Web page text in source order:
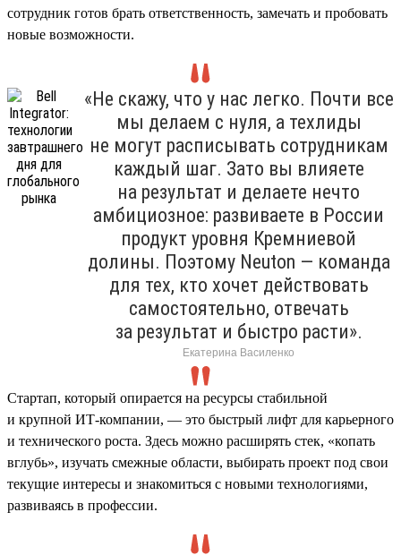
сотрудник готов брать ответственность, замечать и пробовать
новые возможности.
«Не скажу, что у нас легко. Почти все
мы делаем с нуля, а техлиды
не могут расписывать сотрудникам
каждый шаг. Зато вы влияете
на результат и делаете нечто
амбициозное: развиваете в России
продукт уровня Кремниевой
долины. Поэтому Neuton — команда
для тех, кто хочет действовать
самостоятельно, отвечать
за результат и быстро расти».
Екатерина Василенко
Стартап, который опирается на ресурсы стабильной
и крупной ИТ-компании, — это быстрый лифт для карьерного
и технического роста. Здесь можно расширять стек, «копать
вглубь», изучать смежные области, выбирать проект под свои
текущие интересы и знакомиться с новыми технологиями,
развиваясь в профессии.